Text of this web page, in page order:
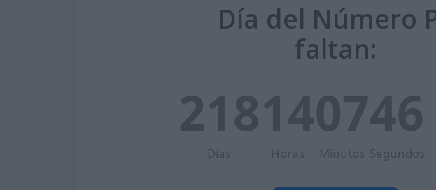
Día del Número
faltan:
218
Días
14
Horas
07
Minutos
45
Segundos